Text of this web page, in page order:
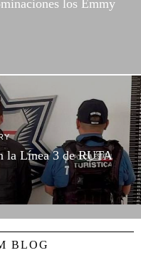
los Emmy
la Línea 3 de RUTA
BLOG